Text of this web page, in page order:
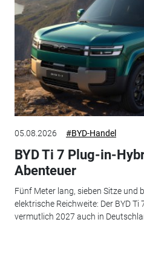
05.08.2026 #BYD-Handel
BYD Ti 7 Plug-in-
Abenteuer
Fünf Meter lang, sieben Sitze und
elektrische Reichweite: Der BYD
vermutlich 2027 auch in